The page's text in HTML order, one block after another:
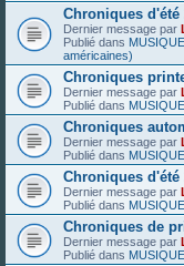
Chroniques d'été
Dernier message par
Publié dans
américaines)
Chroniques
Dernier message par
Publié dans
Chroniques
Dernier message par
Publié dans
Chroniques d'été
Dernier message par
Publié dans
Chroniques de
Dernier message par
Publié dans